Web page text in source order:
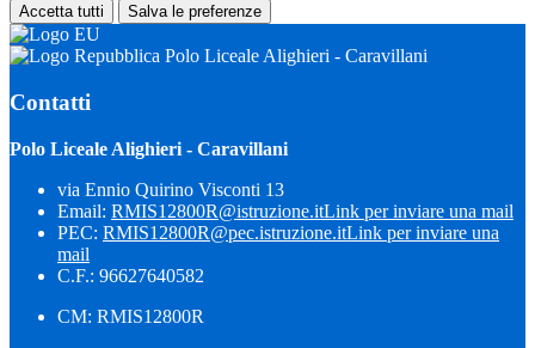
Accetta tutti Salva le preferenze
Polo Liceale Alighieri - Caravillani
Contatti
Polo Liceale Alighieri - Caravillani
via Ennio Quirino Visconti 13
Email: RMIS12800R@istruzione.itLink per inviare una mail
PEC: RMIS12800R@pec.istruzione.itLink per inviare una
mail
C.F.: 96627640582
CM: RMIS12800R